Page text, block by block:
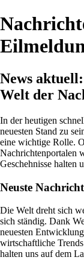
News
Welt der
In der heutigen
neuesten Stand zu
eine wichtige Rolle.
Nachrichtenportalen
Geschehnisse halten
Neuste
Die Welt dreht sich
sich ständig. Dank
neuesten
wirtschaftliche
halten uns auf dem